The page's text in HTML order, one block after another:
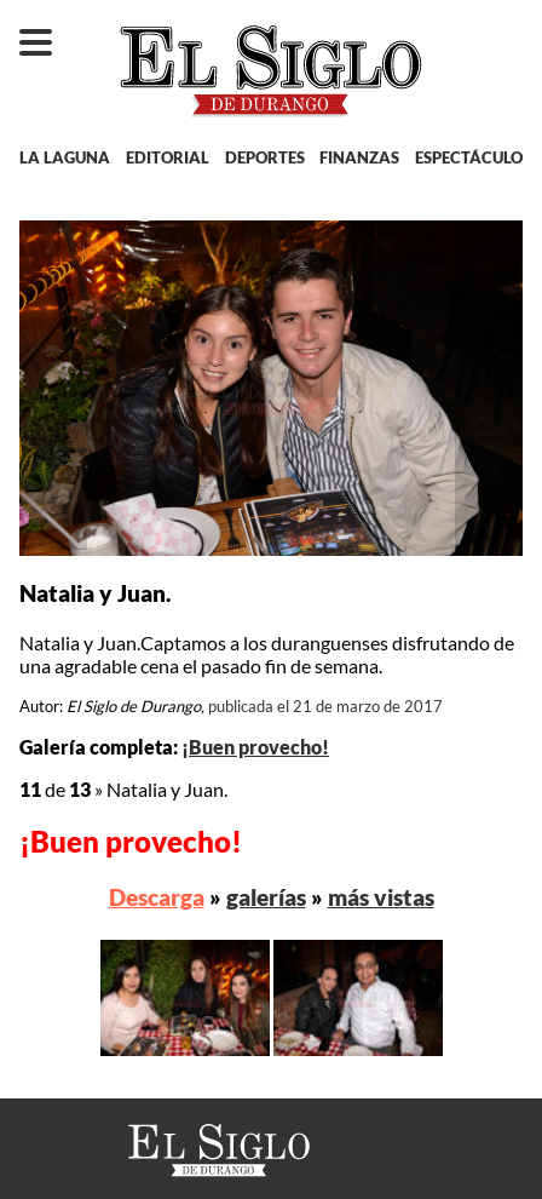
LA LAGUNA EDITORIAL DEPORTES FINANZAS ESPECTÁCULOS
Natalia y Juan.
Natalia y Juan.Captamos a los duranguenses disfrutando de
una agradable cena el pasado fin de semana.
Autor: El Siglo de Durango, publicada el 21 de marzo de 2017
Galería completa: ¡Buen provecho!
11 de 13 » Natalia y Juan.
¡Buen provecho!
Descarga» galerías» más vistas